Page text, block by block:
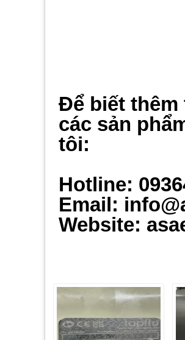
Để biết thêm
các sản
tôi:
Hotline:
Email:
Website: